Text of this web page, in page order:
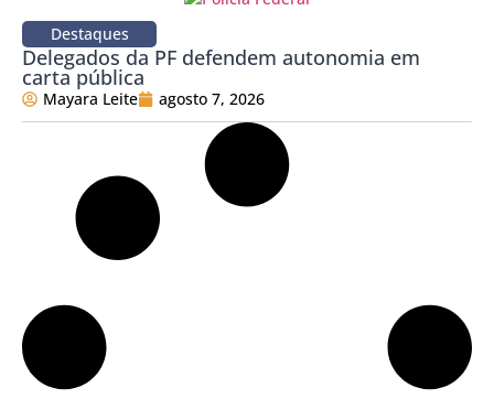
Destaques
Delegados da PF defendem autonomia em
carta pública
Mayara Leite agosto 7, 2026